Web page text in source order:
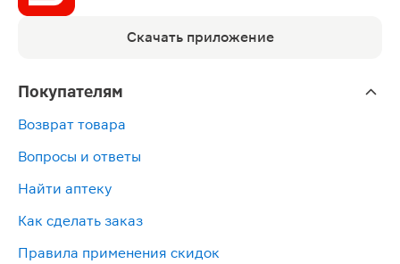
Скачать приложение
Покупателям
Возврат товара
Вопросы и ответы
Найти аптеку
Как сделать заказ
Правила применения скидок